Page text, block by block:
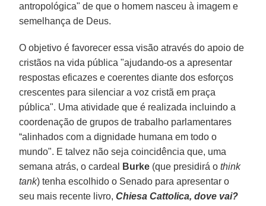
antropológica" de que o homem nasceu à imagem e
semelhança de Deus.
O objetivo é favorecer essa visão através do apoio de
cristãos na vida pública "ajudando-os a apresentar
respostas eficazes e coerentes diante dos esforços
crescentes para silenciar a voz cristã em praça
pública". Uma atividade que é realizada incluindo a
coordenação de grupos de trabalho parlamentares
“alinhados com a dignidade humana em todo o
mundo". E talvez não seja coincidência que, uma
semana atrás, o cardeal
Burke (que presidirá othink
tank) tenha escolhido o Senado para apresentar o
seu mais recente livro,Chiesa Cattolica, dove vai?